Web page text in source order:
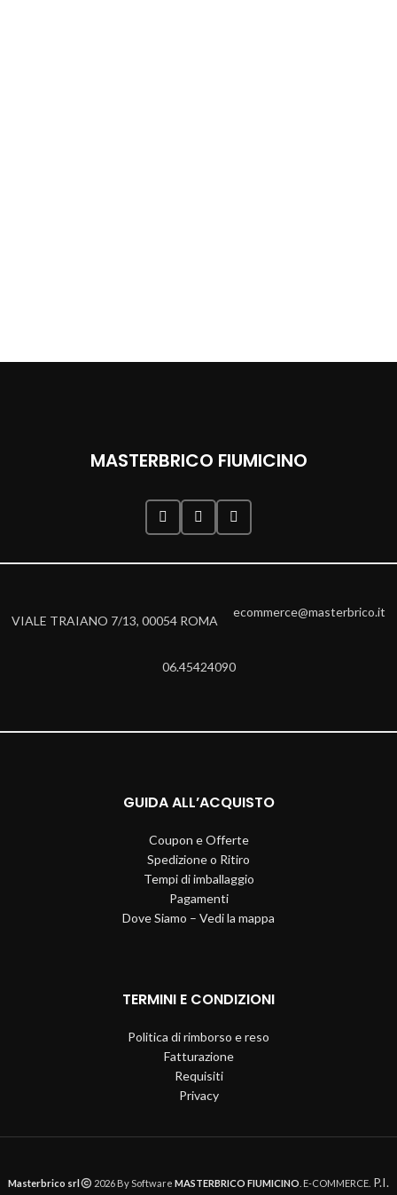
MASTERBRICO FIUMICINO
VIALE TRAIANO 7/13, 00054 ROMA
ecommerce@masterbrico.it
06.45424090
GUIDA ALL’ACQUISTO
Coupon e Offerte
Spedizione o Ritiro
Tempi di imballaggio
Pagamenti
Dove Siamo – Vedi la mappa
TERMINI E CONDIZIONI
Politica di rimborso e reso
Fatturazione
Requisiti
Privacy
Masterbrico srl 2026 By Software MASTERBRICO FIUMICINO . E-COMMERCE. P.I.